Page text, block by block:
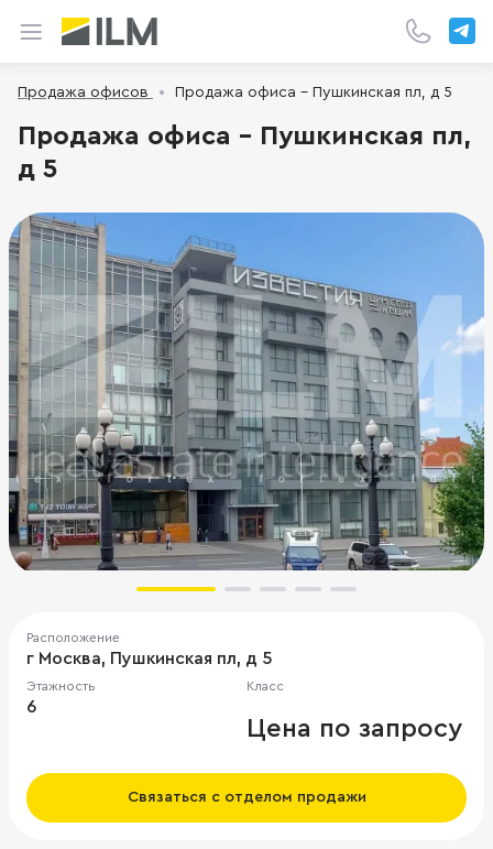
Продажа офисов Продажа офиса - Пушкинская пл, д 5
Продажа офиса - Пушкинская пл,
д 5
Расположение
г Москва, Пушкинская пл, д 5
Этажность
6
Класс
Цена по запросу
Связаться с отделом продажи